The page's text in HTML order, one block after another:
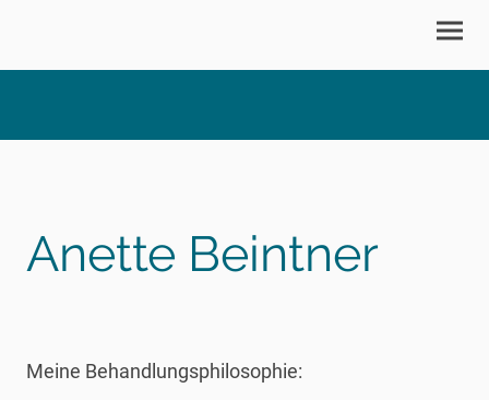
Anette Beintner
Meine Behandlungsphilosophie: